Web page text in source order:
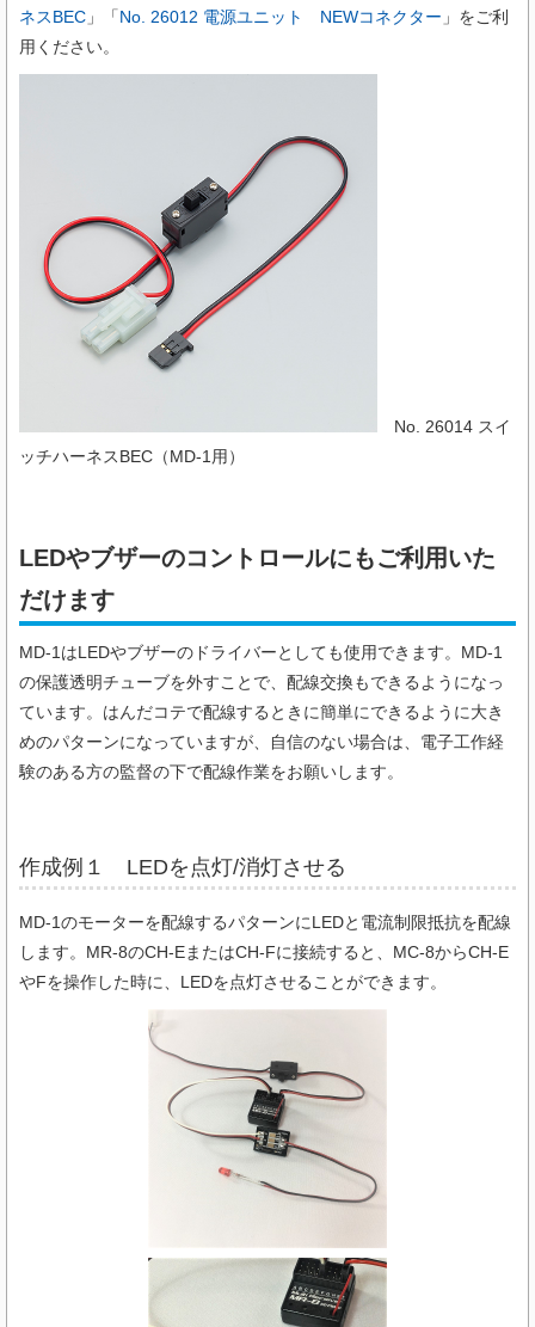
ネスBEC 」「No. 26012 電源ユニット NEWコネクター 」をご利
用ください。
No. 26014 スイ
ッチハーネスBEC（MD-1用）
LEDやブザーのコントロールにもご利用いた
だけます
MD-1はLEDやブザーのドライバーとしても使用できます。MD-1
の保護透明チューブを外すことで、配線交換もできるようになっ
ています。はんだコテで配線するときに簡単にできるように大き
めのパターンになっていますが、自信のない場合は、電子工作経
験のある方の監督の下で配線作業をお願いします。
作成例１ LEDを点灯/消灯させる
MD-1のモーターを配線するパターンにLEDと電流制限抵抗を配線
します。MR-8のCH-EまたはCH-Fに接続すると、MC-8からCH-E
やFを操作した時に、LEDを点灯させることができます。